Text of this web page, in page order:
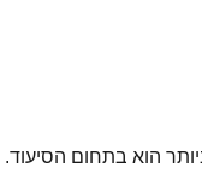
הוא בתחום הסיעוד.